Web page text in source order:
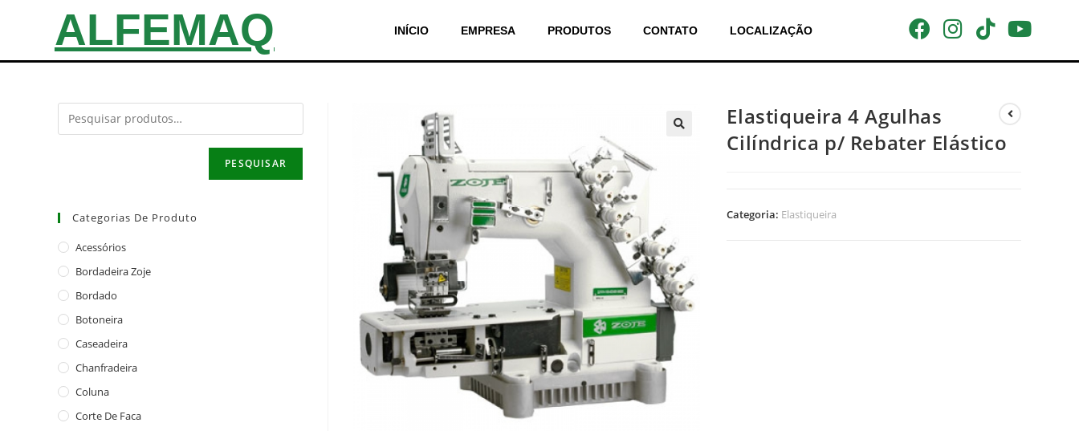
ALFEMAQ INÍCIO EMPRESA PRODUTOS CONTATO LOCALIZAÇÃO
Elastiqueira 4 Agulhas
Cilíndrica p/ Rebater Elástico
Categoria: Elastiqueira
PESQUISAR
Categorias De Produto
Acessórios
Bordadeira Zoje
Bordado
Botoneira
Caseadeira
Chanfradeira
Coluna
Corte De Faca